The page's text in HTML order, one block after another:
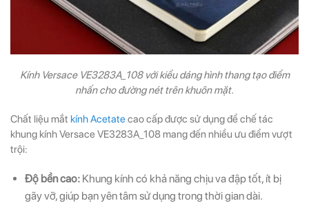
Kính Versace VE3283A_108 với kiểu dáng hình thang tạo điểm
nhấn cho đường nét trên khuôn mặt.
Chất liệu mắt kính Acetatecao cấp được sử dụng để chế tác
khung kính Versace VE3283A_108 mang đến nhiều ưu điểm vượt
trội:
Độ bền cao:Khung kính có khả năng chịu va đập tốt, ít bị
gãy vỡ, giúp bạn yên tâm sử dụng trong thời gian dài.